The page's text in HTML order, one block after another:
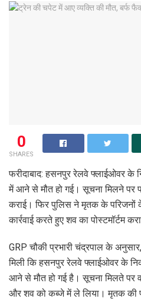
0
SHARES
फरीदाबाद: हसनपुर रेलवे फ्लाईओवर के
में आने से मौत हो गई। सूचना मिलने पर
कराई। फिर पुलिस ने मृतक के
कार्रवाई करते हुए शव का पोस्टमॉर्टम
GRP चौकी प्रभारी चंद्रपाल के
मिली कि हसनपुर रेलवे फ्लाईओवर के
आने से मौत हो गई है। सूचना मिलते पर
और शव को कब्जे में ले लिया। मृतक की